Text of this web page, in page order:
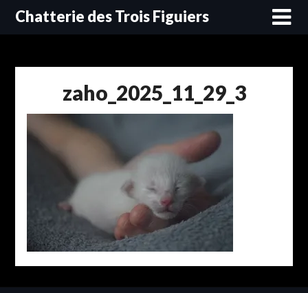
SkipChatterie des Trois Figuiers
zaho_2025_11_29_3